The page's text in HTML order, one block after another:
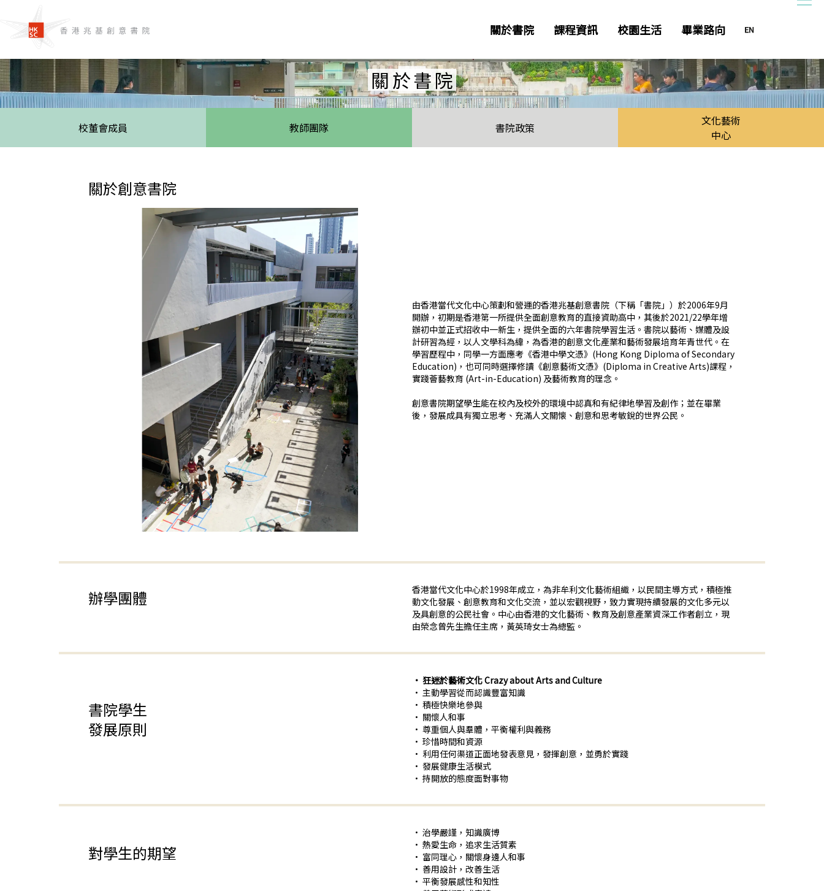
關於書院 課程資訊 校園生活 畢業路向
關於書院
校董會成員 教師團隊 書院政策
文化藝術
中心
關於創意書院
由香港當代文化中心策劃和營運的香港兆基創意書院（下稱「書院」）於2006年9月
開辦，初期是香港第一所提供全面創意教育的直接資助高中，其後於2021/22學年增
辦初中並正式招收中一新生，提供全面的六年書院學習生活。書院以藝術、媒體及設
計研習為經，以人文學科為緯，為香港的創意文化產業和藝術發展培育年青世代。在
學習歷程中，同學一方面應考《香港中學文憑》(Hong Kong Diploma of Secondary
Education)，也可同時選擇修讀《創意藝術文憑》(Diploma in Creative Arts)課程，
實踐薈藝教育 (Art-in-Education) 及藝術教育的理念。
創意書院期望學生能在校內及校外的環境中認真和有紀律地學習及創作；並在畢業
後，發展成具有獨立思考、充滿人文關懐、創意和思考敏銳的世界公民。
辦學團體
香港當代文化中心於1998年成立，為非牟利文化藝術組織，以民間主導方式，積極推
動文化發展、創意教育和文化交流，並以宏觀視野，致力實現持續發展的文化多元以
及具創意的公民社會。中心由香港的文化藝術、教育及創意產業資深工作者創立，現
由榮念曾先生擔任主席，黃英琦女士為總監。
書院學生
發展原則
• 狂迷於藝術文化Crazy about Arts and Culture
• 主動學習從而認識豐富知識
• 積極快樂地參與
• 關懷人和事
• 尊重個人與羣體，平衡權利與義務
• 珍惜時間和資源
• 利用任何渠道正面地發表意見，發揮創意，並勇於實踐
• 發展健康生活模式
• 持開放的態度面對事物
對學生的期望
• 治學嚴謹，知識廣博
• 熱愛生命，追求生活質素
• 富同理心，關懷身邊人和事
• 善用設計，改善生活
• 平衡發展感性和知性